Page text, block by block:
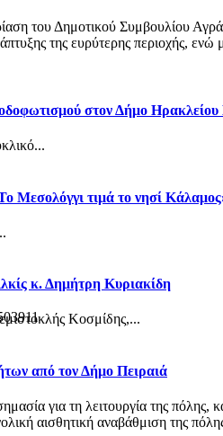
του Δημοτικού Συμβουλίου
της ευρύτερης περιοχής,
στον Δήμο
Μεσολόγγι τιμά το νησί
κ. Δημήτρη Κυριακίδη
Κοσμίδης,...
από τον Δήμο Πειραιά
για τη λειτουργία της
αισθητική αναβάθμιση της